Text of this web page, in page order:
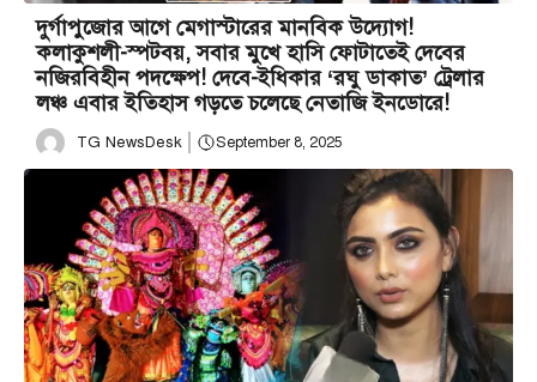
দুর্গাপুজোর আগে মেগাস্টারের মানবিক উদ্যোগ!
কলাকুশলী-স্পটবয়, সবার মুখে হাসি ফোটাতেই দেবের
নজিরবিহীন পদক্ষেপ! দেবে-ইধিকার ‘রঘু ডাকাত’ ট্রেলার
লঞ্চ এবার ইতিহাস গড়তে চলেছে নেতাজি ইনডোরে!
TG NewsDesk September 8, 2025